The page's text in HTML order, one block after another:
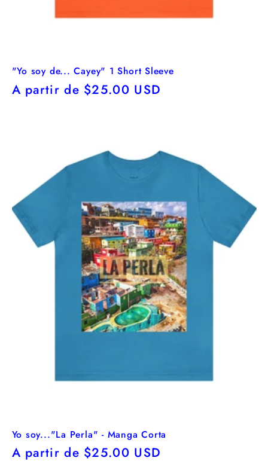
"Yo soy de... Cayey" 1 Short Sleeve
Precio
A partir de $25.00 USD
Yo soy..."La Perla" - Manga Corta
Precio
A partir de $25.00 USD